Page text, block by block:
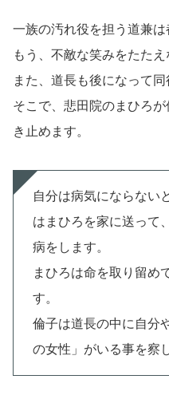
一族の汚れ役を担う道兼は
もう、不敵な笑みをたたえ
また、道長も後になって同
そこで、悲田院のまひろ
き止めます。
自分は病気にならない
はまひろを家に送って
病をします。
まひろは命を取り留め
す。
倫子は道長の中に自分
の女性」がいる事を察